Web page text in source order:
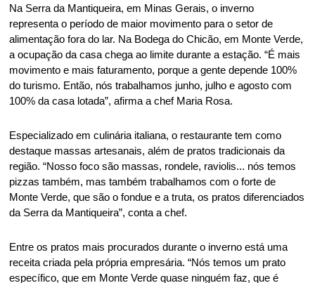
Na Serra da Mantiqueira, em Minas Gerais, o inverno
representa o período de maior movimento para o setor de
alimentação fora do lar. Na Bodega do Chicão, em Monte Verde,
a ocupação da casa chega ao limite durante a estação. “É mais
movimento e mais faturamento, porque a gente depende 100%
do turismo. Então, nós trabalhamos junho, julho e agosto com
100% da casa lotada”, afirma a chef Maria Rosa.
Especializado em culinária italiana, o restaurante tem como
destaque massas artesanais, além de pratos tradicionais da
região. “Nosso foco são massas, rondele, raviolis... nós temos
pizzas também, mas também trabalhamos com o forte de
Monte Verde, que são o fondue e a truta, os pratos diferenciados
da Serra da Mantiqueira”, conta a chef.
Entre os pratos mais procurados durante o inverno está uma
receita criada pela própria empresária. “Nós temos um prato
específico, que em Monte Verde quase ninguém faz, que é